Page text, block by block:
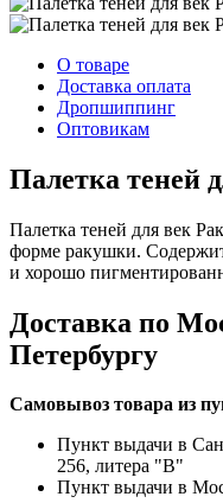
О товаре
Доставка оплата
Дропшиппинг
Оптовикам
Палетка теней
Палетка теней для век
форме ракушки.
и хорошо
Доставка по
Петербургу
Самовывоз товара из
Пункт выдачи в
256, литера "В"
Пункт выдачи в